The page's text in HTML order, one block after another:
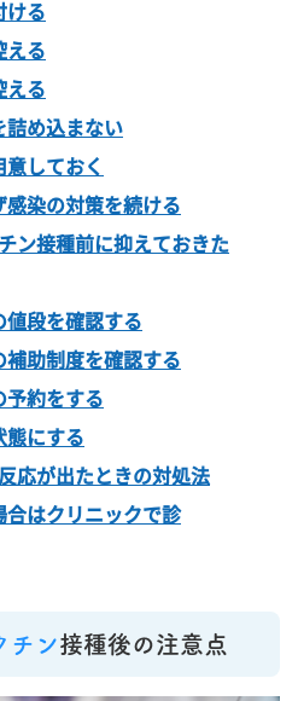
ける
える
える
詰め込まない
しておく
感染の対策を続ける
ン接種前に抑えておきた
値段を確認する
補助制度を確認する
予約をする
態にする
応が出たときの対処法
合はクリニックで診
チン接種後の注意点